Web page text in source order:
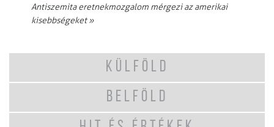
Antiszemita eretnekmozgalom mérgezi az amerikai
kisebbségeket»
KÜLFÖLD
BELFÖLD